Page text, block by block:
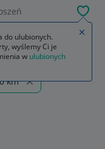
km
do ulubionych.
wyślemy Ci je
w ulubionych